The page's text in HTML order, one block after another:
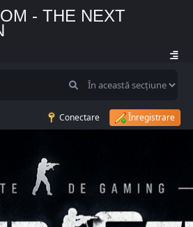
- THE NEXT
Conectare Înregistrare